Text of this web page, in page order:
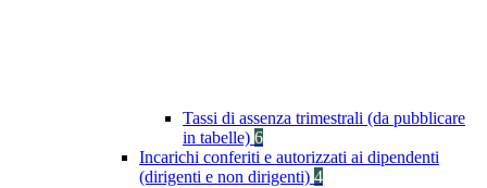
Tassi di assenza trimestrali (da pubblicare
in tabelle) 6
Incarichi conferiti e autorizzati ai dipendenti
(dirigenti e non dirigenti) 4